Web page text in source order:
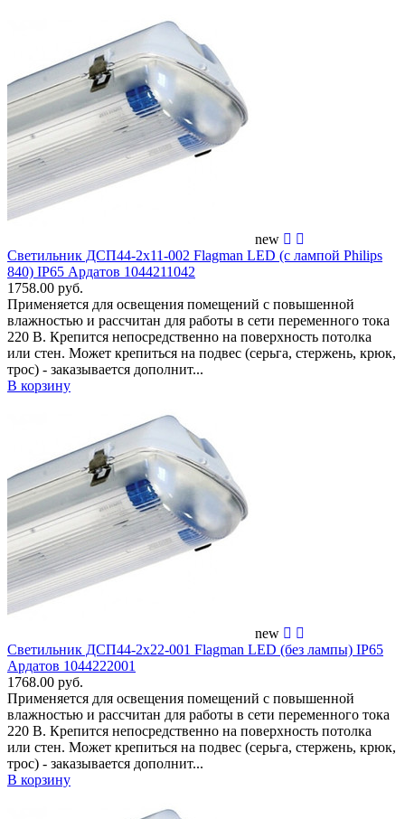
new
Светильник ДСП44-2х11-002 Flagman LED (с лампой Philips
840) IP65 Ардатов 1044211042
1758.00 руб.
Применяется для освещения помещений c повышенной
влажностью и рассчитан для работы в сети переменного тока
220 В. Крепится непосредственно на поверхность потолка
или стен. Может крепиться на подвес (серьга, стержень, крюк,
трос) - заказывается дополнит...
В корзину
new
Светильник ДСП44-2х22-001 Flagman LED (без лампы) IP65
Ардатов 1044222001
1768.00 руб.
Применяется для освещения помещений c повышенной
влажностью и рассчитан для работы в сети переменного тока
220 В. Крепится непосредственно на поверхность потолка
или стен. Может крепиться на подвес (серьга, стержень, крюк,
трос) - заказывается дополнит...
В корзину